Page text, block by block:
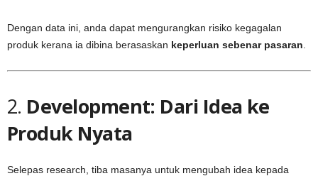
Dengan data ini, anda dapat mengurangkan risiko kegagalan
produk kerana ia dibina berasaskan keperluan sebenar pasaran
2. Development: Dari Idea ke
Produk Nyata
Selepas research, tiba masanya untuk mengubah idea kepada